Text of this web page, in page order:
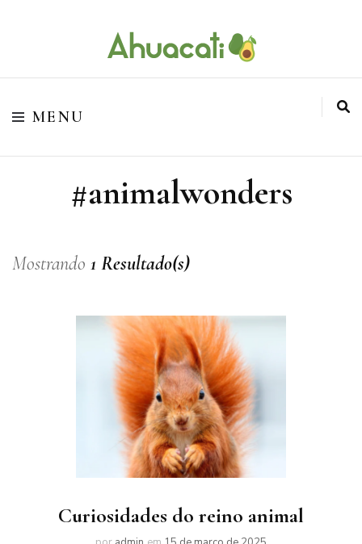
Ahuacati
O melhor da Internet em um só lugar
MENU
#animalwonders
Mostrando 1 Resultado(s)
Curiosidades do reino animal